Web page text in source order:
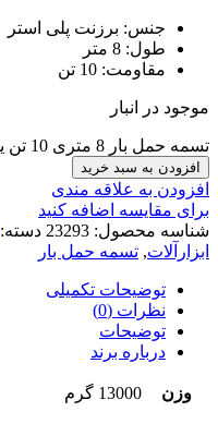
جنس: برزنت پلی استر
طول: 8 متر
مقاومت: 10 تن
موجود در انبار
تسمه حمل بار 8 متری 10 تن یال عدد
افزودن به سبد خرید
افزودن به علاقه مندی
برای مقایسه اضافه کنید
شناسه محصول: 23293 دسته:
ابزارآلات, تسمه حمل بار
توضیحات تکمیلی
نظرات (0)
توضیحات
درباره برند
وزن 13000 گرم